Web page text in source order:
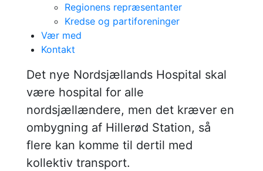
Regionens repræsentanter
Kredse og partiforeninger
Vær med
Kontakt
Borgmester og
spidskandidat til
regeringen: Husk
nu Hillerød Station
Det nye Nordsjællands Hospital skal
være hospital for alle
nordsjællændere, men det kræver en
ombygning af Hillerød Station, så
flere kan komme til dertil med
kollektiv transport.